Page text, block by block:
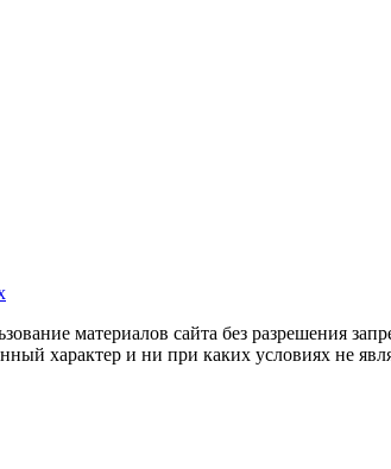
материалов сайта без разрешения
характер и ни при каких условиях не